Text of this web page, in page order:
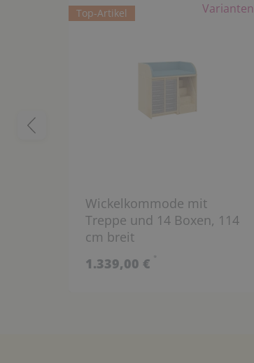
Varianten
Top-Artikel
Wickelkommode mit
Treppe und 14 Boxen, 114
cm breit
1.339,00 € *